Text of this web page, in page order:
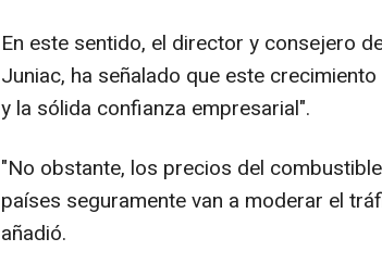
En este sentido, el director y consejero
Juniac, ha señalado que este
y la sólida confianza empresarial".
"No obstante, los precios del
países seguramente van a moderar el
añadió.